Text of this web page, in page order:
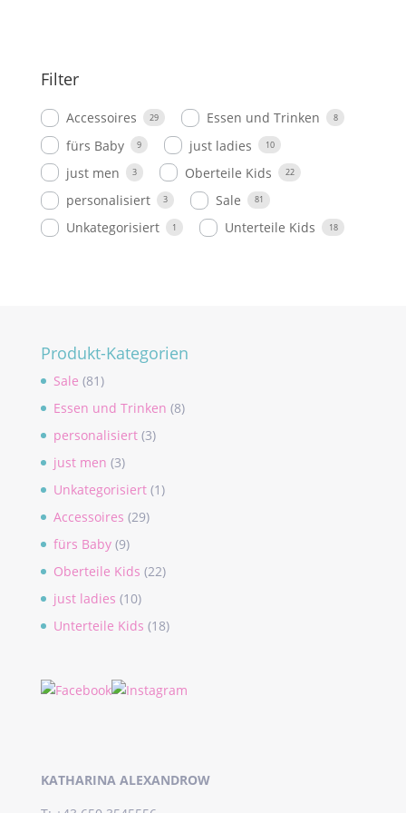
Filter
Accessoires 29 Essen und Trinken 8
fürs Baby 9 just ladies 10
just men 3 Oberteile Kids 22
personalisiert 3 Sale 81
Unkategorisiert 1 Unterteile Kids 18
Produkt-Kategorien
Sale (81)
Essen und Trinken (8)
personalisiert (3)
just men (3)
Unkategorisiert (1)
Accessoires (29)
fürs Baby (9)
Oberteile Kids (22)
just ladies (10)
Unterteile Kids (18)
KATHARINA ALEXANDROW